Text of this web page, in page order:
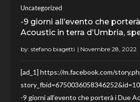
Uncategorized
-9 giorni all’evento che
Acoustic in terra d’Umbria,
by:stefano biagetti
[ad_1] https://m.facebook.com/
-9 giorni all’evento che porterà i Due